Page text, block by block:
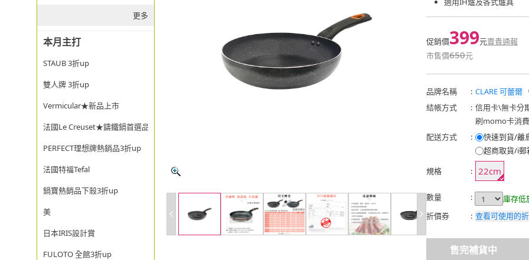
更多
本月主打
STAUB 3折up
雙人牌 3折up
Vermicular★新品上市
法國Le Creuset★鑄鐵鍋首選品牌
PERFECT理想牌熱銷品3折up
法國特福Tefal
鍋寶熱銷品下殺3折up
美
日本IRIS設計賞
FULOTO 全館3折up
促銷價399元賣貴通報
市售價650元
品牌名稱 : CLARE 可蕾爾
結帳方式
: 信用卡\無卡分
刷momo卡消
配送方式
: 快速到貨/離
超商取貨/i郵
規格
: 22cm
數量 : 庫存低
折價券
: 查看可使用的
售完補貨中